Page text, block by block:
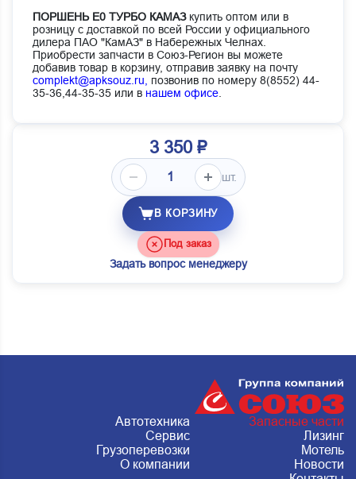
ПОРШЕНЬ Е0 ТУРБО КАМАЗкупить оптом или в
розницу с доставкой по всей России у официального
дилера ПАО "КамАЗ" в Набережных Челнах.
Приобрести запчасти в Союз-Регион вы можете
добавив товар в корзину, отправив заявку на почту
complekt@apksouz.ru,
позвонив по номеру 8(8552) 44-
35-36,44-35-35 или в нашем офисе
3 350 ₽
шт.
В КОРЗИНУ
Под заказ
Задать вопрос менеджеру
Автотехника
Запасные части
Сервис
Лизинг
Грузоперевозки
Мотель
О компании
Новости